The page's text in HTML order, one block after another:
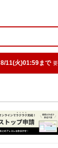
8/11(火)01:59まで